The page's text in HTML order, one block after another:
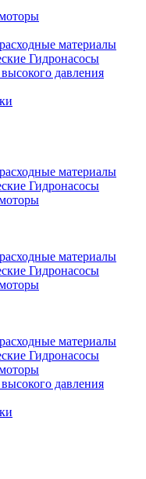
материалы
Гидронасосы
давления
материалы
Гидронасосы
материалы
Гидронасосы
материалы
Гидронасосы
давления